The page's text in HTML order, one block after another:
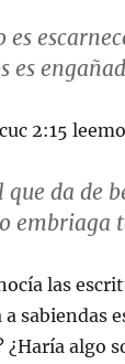
es
es
2:15
que da de
embriaga
las
a sabiendas
¿Haría algo